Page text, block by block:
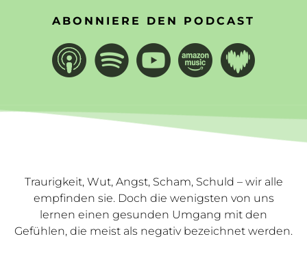
ABONNIERE DEN PODCAST
Traurigkeit, Wut, Angst, Scham, Schuld – wir alle
empfinden sie. Doch die wenigsten von uns
lernen einen gesunden Umgang mit den
Gefühlen, die meist als negativ bezeichnet werden.